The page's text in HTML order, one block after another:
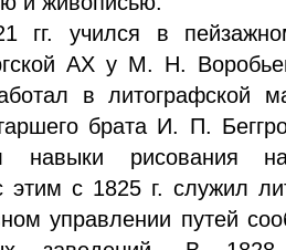
гг. учился в
АХ у М. Н.
в литографской
брата И. П.
навыки рисования
этим с 1825 г. служил
управлении путей